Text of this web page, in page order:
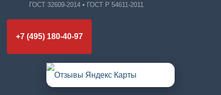
ГОСТ 32609-2014 • ГОСТ Р 54611-2011
+7 (495) 180-40-97